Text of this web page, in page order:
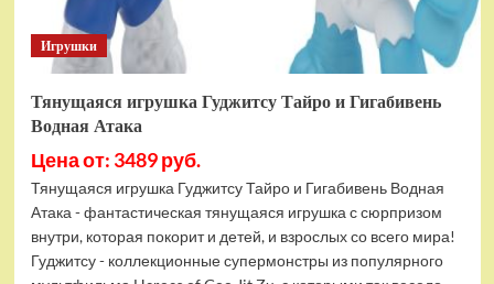
Игрушки
Тянущаяся игрушка Гуджитсу Тайро и Гигабивень
Водная Атака
Цена от: 3489 руб.
Тянущаяся игрушка Гуджитсу Тайро и Гигабивень Водная
Атака - фантастическая тянущаяся игрушка с сюрпризом
внутри, которая покорит и детей, и взрослых со всего мира!
Гуджитсу - коллекционные супермонстры из популярного